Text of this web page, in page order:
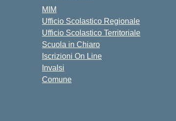
MIM
Ufficio Scolastico Regionale
Ufficio Scolastico Territoriale
Scuola in Chiaro
Iscrizioni On Line
Invalsi
Comune